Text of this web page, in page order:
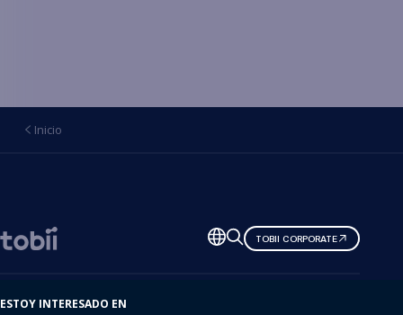
Inicio
Cambiar
de
TOBII CORPORATE
ESTOY INTERESADO EN